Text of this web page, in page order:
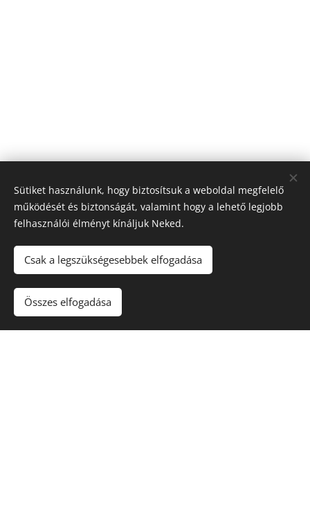
Maradjon játék
!. A túlzásba vitt szerencsejáték ártalmas,
függőséget okozhat! 🔞
Sütiket használunk, hogy biztosítsuk a weboldal megfelelő
működését és biztonságát, valamint hogy a lehető legjobb
felhasználói élményt kínáljuk Neked.
Csak a legszükségesebbek elfogadása
Összes elfogadása